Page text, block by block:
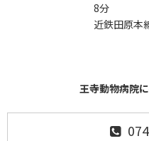
8分
近鉄田原本
王寺動物病院